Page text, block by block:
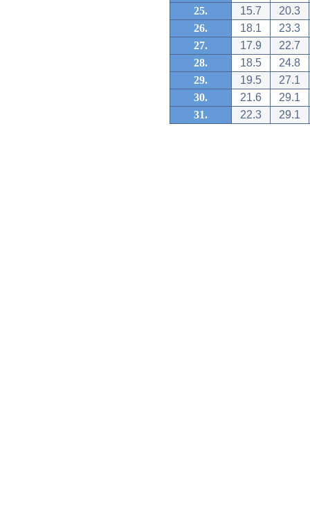
25.
15.7
20.3
26.
18.1
23.3
27.
17.9
22.7
28.
18.5
24.8
29.
19.5
27.1
30.
21.6
29.1
31.
22.3 29.1